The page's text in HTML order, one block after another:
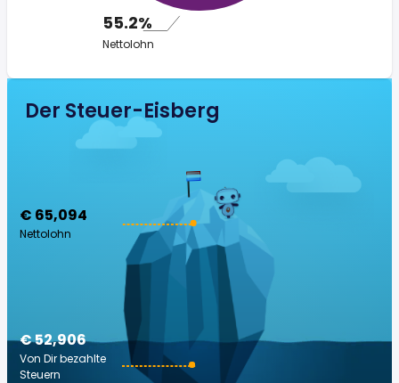
55.2%
Nettolohn
Der Steuer-Eisberg
€ 65,094
Nettolohn
€ 52,906
Von Dir bezahlte
Steuern